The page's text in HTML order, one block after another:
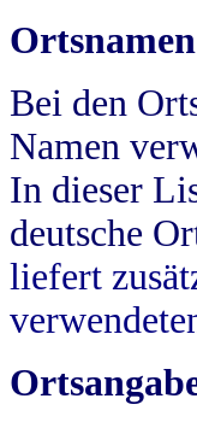
Ortsnamen
Bei den
Namen
In dieser
deutsche
liefert